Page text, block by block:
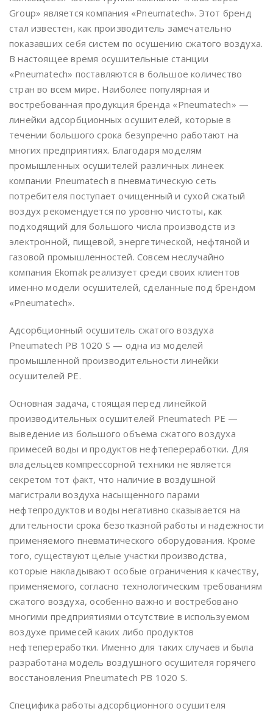
Group» является компания «Pneumatech». Этот бренд
стал известен, как производитель замечательно
показавших себя систем по осушению сжатого воздуха.
В настоящее время осушительные станции
«Pneumatech» поставляются в большое количество
стран во всем мире. Наиболее популярная и
востребованная продукция бренда «Pneumatech» —
линейки адсорбционных осушителей, которые в
течении большого срока безупречно работают на
многих предприятиях. Благодаря моделям
промышленных осушителей различных линеек
компании Pneumatech в пневматическую сеть
потребителя поступает очищенный и сухой сжатый
воздух рекомендуется по уровню чистоты, как
подходящий для большого числа производств из
электронной, пищевой, энергетической, нефтяной и
газовой промышленностей. Совсем неслучайно
компания Ekomak реализует среди своих клиентов
именно модели осушителей, сделанные под брендом
«Pneumatech».
Адсорбционный осушитель сжатого воздуха
Pneumatech PB 1020 S — одна из моделей
промышленной производительности линейки
осушителей PE.
Основная задача, стоящая перед линейкой
производительных осушителей Pneumatech PE —
выведение из большого объема сжатого воздуха
примесей воды и продуктов нефтепереработки. Для
владельцев компрессорной техники не является
секретом тот факт, что наличие в воздушной
магистрали воздуха насыщенного парами
нефтепродуктов и воды негативно сказывается на
длительности срока безотказной работы и надежности
применяемого пневматического оборудования. Кроме
того, существуют целые участки производства,
которые накладывают особые ограничения к качеству,
применяемого, согласно технологическим требованиям
сжатого воздуха, особенно важно и востребовано
многими предприятиями отсутствие в используемом
воздухе примесей каких либо продуктов
нефтепереработки. Именно для таких случаев и была
разработана модель воздушного осушителя горячего
восстановления Pneumatech PB 1020 S.
Специфика работы адсорбционного осушителя